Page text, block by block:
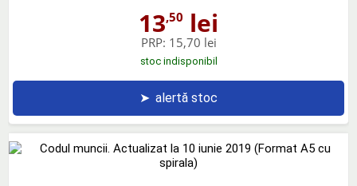
13,50 lei
PRP: 15,70 lei
stoc indisponibil
➤ alertă stoc